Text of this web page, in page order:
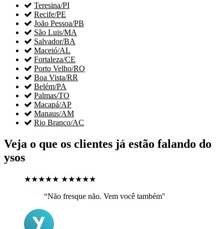
 Teresina/PI
 Recife/PE
 João Pessoa/PB
 São Luis/MA
 Salvador/BA
 Maceió/AL
 Fortaleza/CE
 Porto Velho/RO
 Boa Vista/RR
 Belém/PA
 Palmas/TO
 Macapá/AP
 Manaus/AM
 Rio Branco/AC
Veja o que os clientes já estão falando do
ysos
★★★★★ ★★★★★
“Não fresque não. Vem você também"